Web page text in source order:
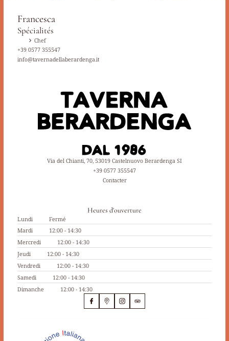
Francesca
Spécialités
Chef
+39 0577 355547
info@tavernadellaberardenga.it
Via del Chianti, 70, 53019 Castelnuovo Berardenga SI
+39 0577 355547
Contacter
Heures d'ouverture
Lundi
Fermé
Mardi
12:00 - 14:30
Mercredi
12:00 - 14:30
Jeudi
12:00 - 14:30
Vendredi
12:00 - 14:30
Samedi
12:00 - 14:30
Dimanche
12:00 - 14:30